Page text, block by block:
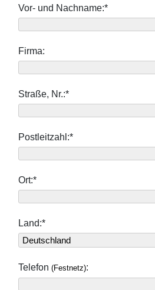
Vor- und Nachname:*
Firma:
Straße, Nr.:*
Postleitzahl:*
Ort:*
Land:*
Telefon (Festnetz):